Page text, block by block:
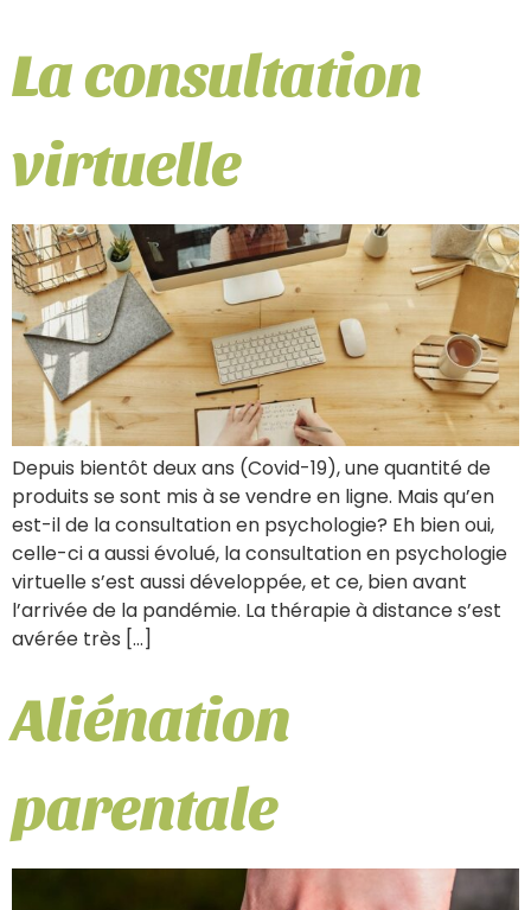
La consultation
virtuelle
Depuis bientôt deux ans (Covid-19), une quantité de
produits se sont mis à se vendre en ligne. Mais qu’en
est-il de la consultation en psychologie? Eh bien oui,
celle-ci a aussi évolué, la consultation en psychologie
virtuelle s’est aussi développée, et ce, bien avant
l’arrivée de la pandémie. La thérapie à distance s’est
avérée très […]
Aliénation
parentale